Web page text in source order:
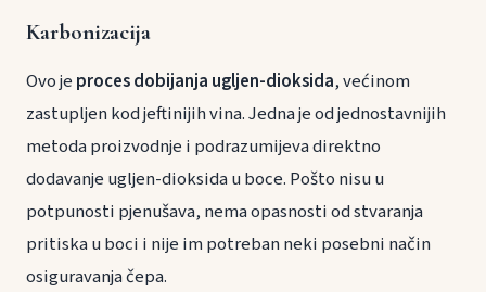
Karbonizacija
Ovo je proces dobijanja ugljen-dioksida, većinom
zastupljen kod jeftinijih vina. Jedna je od jednostavnijih
metoda proizvodnje i podrazumijeva direktno
dodavanje ugljen-dioksida u boce. Pošto nisu u
potpunosti pjenušava, nema opasnosti od stvaranja
pritiska u boci i nije im potreban neki posebni način
osiguravanja čepa.